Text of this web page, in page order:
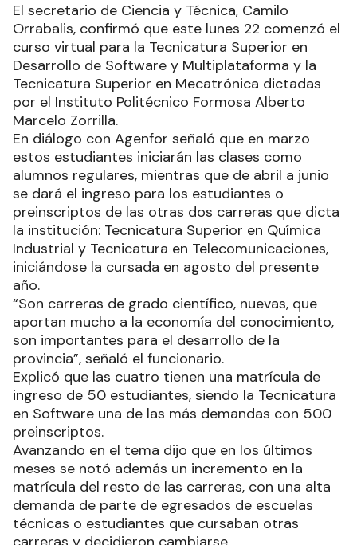
El secretario de Ciencia y Técnica, Camilo
Orrabalis, confirmó que este lunes 22 comenzó el
curso virtual para la Tecnicatura Superior en
Desarrollo de Software y Multiplataforma y la
Tecnicatura Superior en Mecatrónica dictadas
por el Instituto Politécnico Formosa Alberto
Marcelo Zorrilla.
En diálogo con Agenfor señaló que en marzo
estos estudiantes iniciarán las clases como
alumnos regulares, mientras que de abril a junio
se dará el ingreso para los estudiantes o
preinscriptos de las otras dos carreras que dicta
la institución: Tecnicatura Superior en Química
Industrial y Tecnicatura en Telecomunicaciones,
iniciándose la cursada en agosto del presente
año.
“Son carreras de grado científico, nuevas, que
aportan mucho a la economía del conocimiento,
son importantes para el desarrollo de la
provincia”, señaló el funcionario.
Explicó que las cuatro tienen una matrícula de
ingreso de 50 estudiantes, siendo la Tecnicatura
en Software una de las más demandas con 500
preinscriptos.
Avanzando en el tema dijo que en los últimos
meses se notó además un incremento en la
matrícula del resto de las carreras, con una alta
demanda de parte de egresados de escuelas
técnicas o estudiantes que cursaban otras